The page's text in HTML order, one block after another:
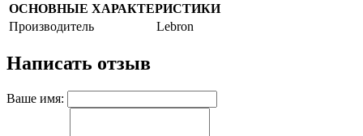
ОСНОВНЫЕ ХАРАКТЕРИСТИКИ
Производитель
Lebron
Написать отзыв
Ваше имя: